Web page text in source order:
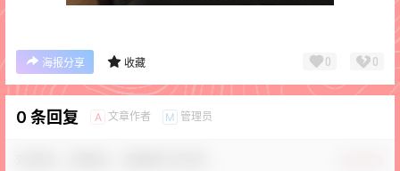
海报分享 收藏 0 0
0 条回复 A 文章作者 M 管理员